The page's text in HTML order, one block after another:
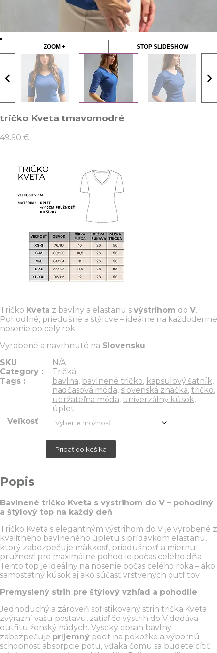
ZOOM + STOP SLIDESHOW
tričko Kveta tmavomodré
49.90 €
Tričko Kveta z bavlny a elastanu s výstrihom do V.
Pohodlné, priedušné a štýlové – ideálne na každodenné
nosenie po celý rok.
Vyrobené a navrhnuté na Slovensku.
SKU
N/A
Category :
Tričká
Tags :
bavlna, bavlnené tričko, kapsulový šatník,
nadčasová móda, slovenská značka, tričko,
udržateľná móda, univerzálny kúsok,
úplet
Veľkosť
Pridať do košíka
Popis
Bavlnené tričko Kveta s výstrihom do V – pohodlný
a štýlový top na každý deň
Tričko Kveta s elegantným výstrihom do V je vyrobené z
kvalitného bavlneného úpletu s prídavkom elastanu,
ktorý zabezpečuje mäkkosť, priedušnosť a miernu
pružnosť pre maximálne pohodlie počas celého dňa.
Tento top je ideálny na nosenie počas celého roka – ako
samostatný kúsok aj ako súčasť vrstvených outfitov.
Premyslený strih pre štýlový vzhľad a pohodlie
Jednoduchý a zároveň sofistikovaný strih trička Kveta
zvýrazní vašu postavu, zatiaľ čo výstrih do V dodáva
outfitu ženský nádych. Vysoký obsah bavlny
zabezpečuje príjemný pocit na pokožke a výbornú
schopnosť absorpcie potu, vďaka čomu sa budete cítiť